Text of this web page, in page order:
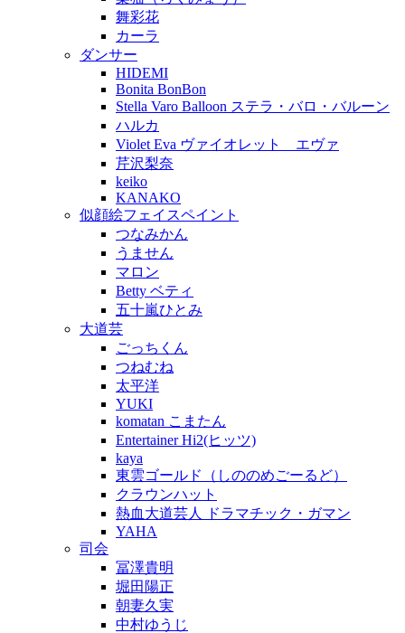
舞彩花
カーラ
ダンサー
HIDEMI
Bonita BonBon
Stella Varo Balloon ステラ・バロ・バルーン
ハルカ
Violet Eva ヴァイオレット エヴァ
芹沢梨奈
keiko
KANAKO
似顔絵フェイスペイント
つなみかん
うません
マロン
Betty ベティ
五十嵐ひとみ
大道芸
ごっちくん
つねむね
太平洋
YUKI
komatan こまたん
Entertainer Hi2(ヒッツ)
kaya
東雲ゴールド（しののめごーるど）
クラウンハット
熱血大道芸人 ドラマチック・ガマン
YAHA
司会
冨澤貴明
堀田陽正
朝妻久実
中村ゆうじ